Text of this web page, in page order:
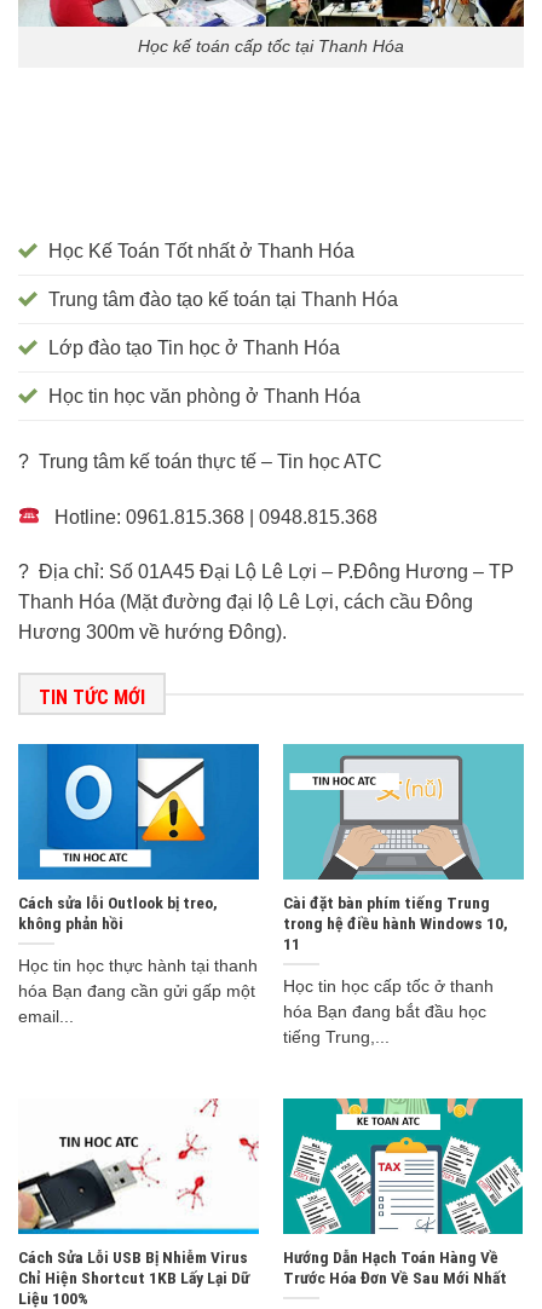
Học kế toán cấp tốc tại Thanh Hóa
Học Kế Toán Tốt nhất ở Thanh Hóa
Trung tâm đào tạo kế toán tại Thanh Hóa
Lớp đào tạo Tin học ở Thanh Hóa
Học tin học văn phòng ở Thanh Hóa
? Trung tâm kế toán thực tế – Tin học ATC
Hotline: 0961.815.368 | 0948.815.368
? Địa chỉ: Số 01A45 Đại Lộ Lê Lợi – P.Đông Hương – TP
Thanh Hóa (Mặt đường đại lộ Lê Lợi, cách cầu Đông
Hương 300m về hướng Đông).
TIN TỨC MỚI
Cách sửa lỗi Outlook bị treo,
không phản hồi
Học tin học thực hành tại thanh
hóa Bạn đang cần gửi gấp một
email...
Cài đặt bàn phím tiếng Trung
trong hệ điều hành Windows 10,
11
Học tin học cấp tốc ở thanh
hóa Bạn đang bắt đầu học
tiếng Trung,...
Cách Sửa Lỗi USB Bị Nhiễm Virus
Chỉ Hiện Shortcut 1KB Lấy Lại Dữ
Liệu 100%
Hướng Dẫn Hạch Toán Hàng Về
Trước Hóa Đơn Về Sau Mới Nhất